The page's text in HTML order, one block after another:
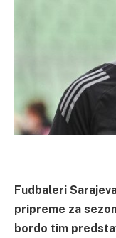
Fudbaleri
pripreme za
bordo tim